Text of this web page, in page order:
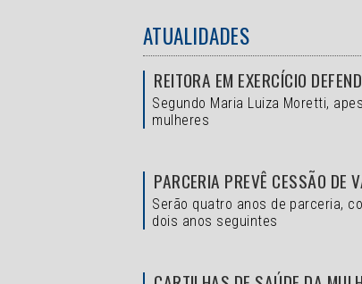
ATUALIDADES
REITORA EM EXERCÍCIO
Segundo Maria Luiza Moretti,
mulheres
PARCERIA PREVÊ CESSÃO DE
Serão quatro anos de parceria,
dois anos seguintes